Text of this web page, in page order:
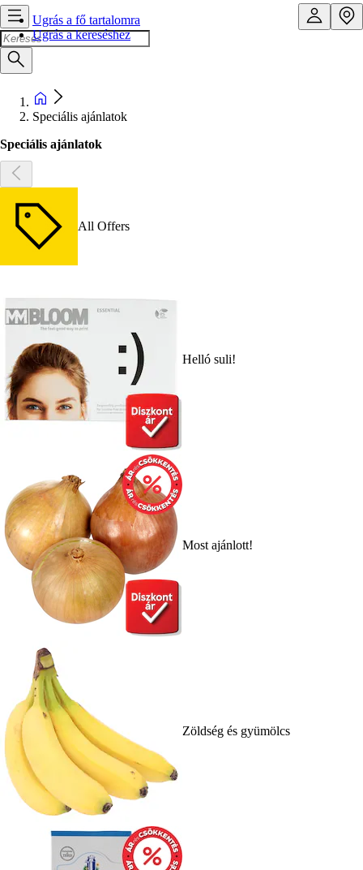
Ugrás a fő tartalomra
Ugrás a kereséshez
Speciális ajánlatok
Speciális ajánlatok
All Offers
Helló suli!
Most ajánlott!
Zöldség és gyümölcs